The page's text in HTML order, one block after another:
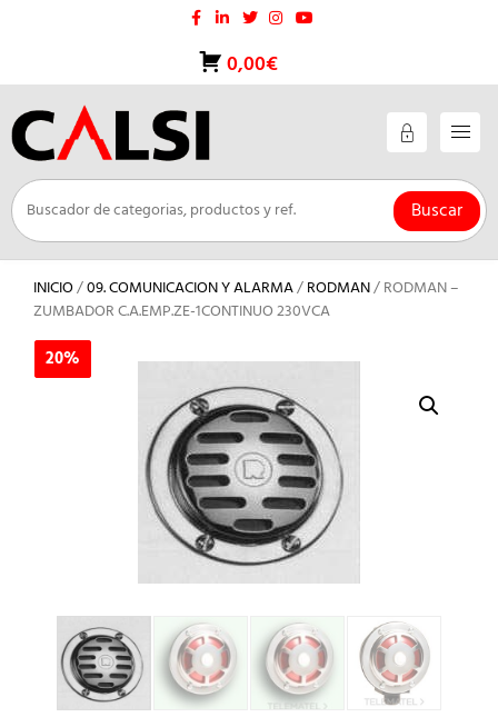
0,00€
Buscar
INICIO/09. COMUNICACION Y ALARMA/RODMAN/ RODMAN –
ZUMBADOR C.A.EMP.ZE-1CONTINUO 230VCA
20%
20%